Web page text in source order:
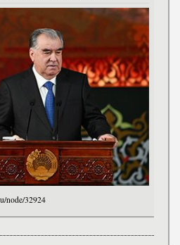
node/32924